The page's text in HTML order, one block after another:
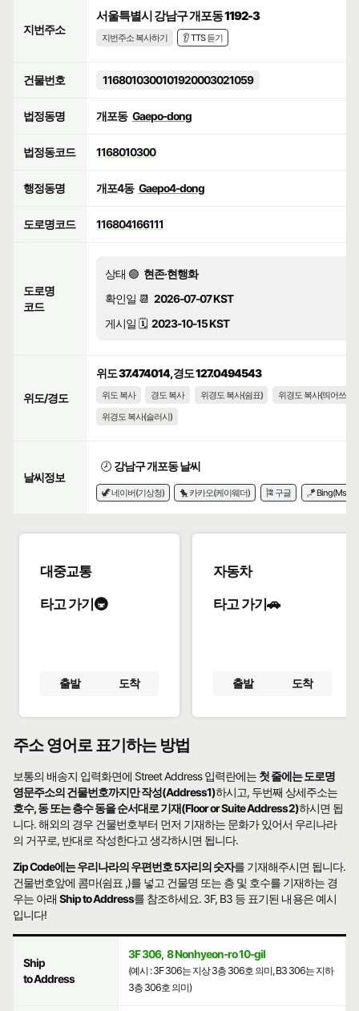
지번주소
서울특별시 강남구 개포동 1192-3
지번주소 복사하기 👂 TTS 듣기
건물번호 1168010300101920003021059
법정동명 개포동 Gaepo-dong
법정동코드 1168010300
행정동명 개포4동 Gaepo4-dong
도로명코드 116804166111
도로명
코드
상태 🟢 현존·현행화
확인일 📆 2026-07-07 KST
게시일 🗓️ 2023-10-15 KST
위도/경도
위도 37.474014, 경도 127.0494543
위도 복사 경도 복사 위경도 복사(쉼표)
위경도 복사(띄어쓰기)
위경도 복사(슬러시)
날씨정보
🕗 강남구 개포동 날씨
🦖 네이버(기상청) 🐤 카카오(케이웨더) 🎏 구글 🪁 Bing(Msn)
대중교통
타고 가기🚇
출발 도착
자동차
타고 가기🚗
출발 도착
주소 영어로 표기하는 방법
보통의 배송지 입력화면에 Street Address 입력란에는 첫 줄에는 도로명
영문주소의 건물번호까지만 작성(Address1)하시고, 두번째 상세주소는
호수, 동 또는 층수 동을 순서대로 기재(Floor or Suite Address2)하시면 됩
니다. 해외의 경우 건물번호부터 먼저 기재하는 문화가 있어서 우리나라
의 거꾸로, 반대로 작성한다고 생각하시면 됩니다.
Zip Code에는 우리나라의 우편번호 5자리의 숫자를 기재해주시면 됩니다.
건물번호앞에 콤마(쉼표 ,)를 넣고 건물명 또는 층 및 호수를 기재하는 경
우는 아래Ship to Address를 참조하세요. 3F, B3 등 표기된 내용은 예시
입니다!
Ship
to Address
3F 306, 8 Nonhyeon-ro 10-gil
(예시 : 3F 306는 지상 3층 306호 의미, B3 306는 지하
3층 306호 의미)